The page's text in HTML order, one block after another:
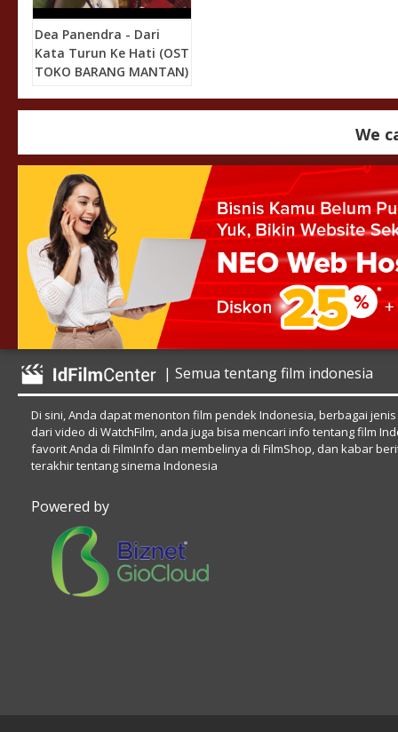
Dea Panendra - Dari
Kata Turun Ke Hati (OST
TOKO BARANG MANTAN)
We
| Semua tentang film indonesia
Di sini, Anda dapat menonton film pendek Indonesia, berbagai
dari video di WatchFilm, anda juga bisa mencari info tentang film
favorit Anda di FilmInfo dan membelinya di FilmShop, dan kabar
terakhir tentang sinema Indonesia
Powered by